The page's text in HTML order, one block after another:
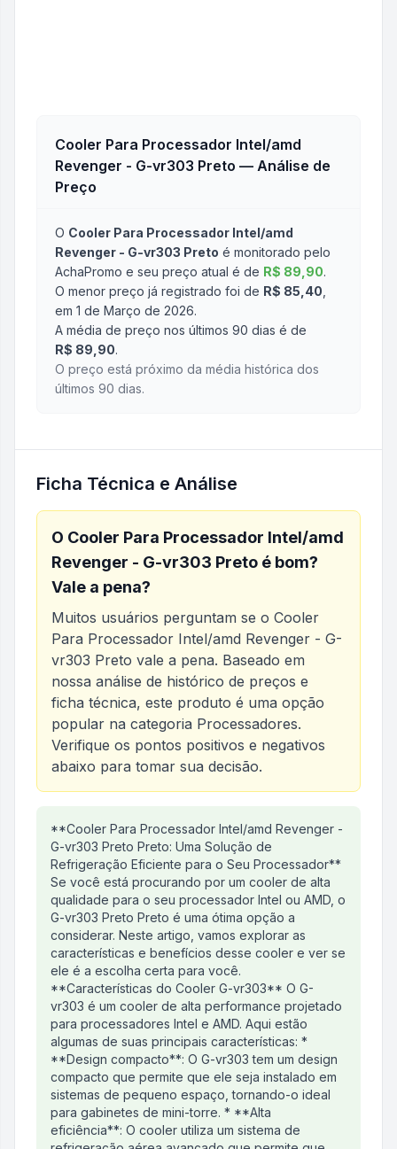
Cooler Para Processador Intel/amd
Revenger - G-vr303 Preto — Análise de
Preço
O Cooler Para Processador Intel/amd
Revenger - G-vr303 Preto é monitorado pelo
AchaPromo e seu preço atual é de R$ 89,90.
O menor preço já registrado foi de R$ 85,40
em 1 de Março de 2026.
A média de preço nos últimos 90 dias é de
R$ 89,90.
O preço está próximo da média histórica dos
últimos 90 dias.
Ficha Técnica e Análise
O Cooler Para Processador Intel/amd
Revenger - G-vr303 Preto é bom?
Vale a pena?
Muitos usuários perguntam se o Cooler
Para Processador Intel/amd Revenger - G-
vr303 Preto vale a pena. Baseado em
nossa análise de histórico de preços e
ficha técnica, este produto é uma opção
popular na categoria Processadores.
Verifique os pontos positivos e negativos
abaixo para tomar sua decisão.
Análise do produtoCooler Para Processador
**Cooler Para Processador Intel/amd Revenger -
G-vr303 Preto Preto: Uma Solução de
Refrigeração Eficiente para o Seu Processador**
Se você está procurando por um cooler de alta
qualidade para o seu processador Intel ou AMD, o
G-vr303 Preto Preto é uma ótima opção a
considerar. Neste artigo, vamos explorar as
características e benefícios desse cooler e ver se
ele é a escolha certa para você.
**Características do Cooler G-vr303** O G-
vr303 é um cooler de alta performance projetado
para processadores Intel e AMD. Aqui estão
algumas de suas principais características: *
**Design compacto**: O G-vr303 tem um design
compacto que permite que ele seja instalado em
sistemas de pequeno espaço, tornando-o ideal
para gabinetes de mini-torre. * **Alta
eficiência**: O cooler utiliza um sistema de